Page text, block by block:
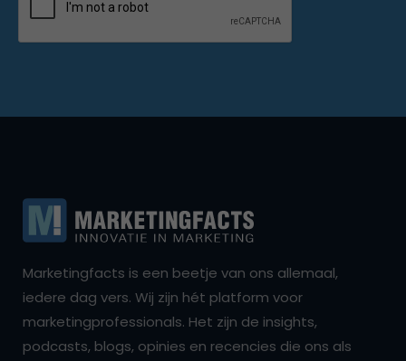
Marketingfacts is een beetje van ons allemaal,
iedere dag vers. Wij zijn hét platform voor
marketingprofessionals. Het zijn de insights,
podcasts, blogs, opinies en recencies die ons als